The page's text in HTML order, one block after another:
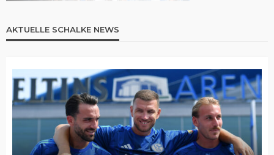
AKTUELLE SCHALKE NEWS